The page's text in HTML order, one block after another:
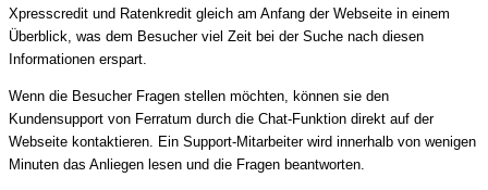
Xpresscredit und Ratenkredit gleich am Anfang der Webseite in einem
Überblick, was dem Besucher viel Zeit bei der Suche nach diesen
Informationen erspart.
Wenn die Besucher Fragen stellen möchten, können sie den
Kundensupport von Ferratum durch die Chat-Funktion direkt auf der
Webseite kontaktieren. Ein Support-Mitarbeiter wird innerhalb von wenigen
Minuten das Anliegen lesen und die Fragen beantworten.